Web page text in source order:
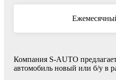
Компания S-AUTO
автомобиль новый или б/у в